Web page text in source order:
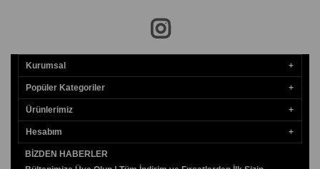
Kurumsal
Popüler Kategoriler
Ürünlerimiz
Hesabım
BIZDEN HABERLER